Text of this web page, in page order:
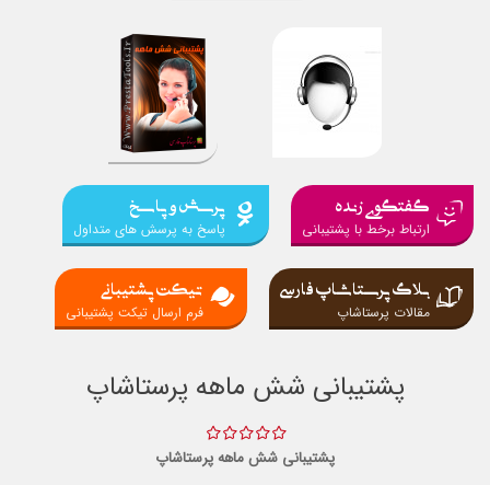
گفتگوی زنده
ارتباط برخط با پشتیبانی
پرسش و پاسخ
پاسخ به پرسش های متداول
بلاگ پرستاشاپ فارسی
مقالات پرستاشاپ
تیکت پشتیبانی
فرم ارسال تیکت پشتیبانی
پشتیبانی شش ماهه پرستاشاپ
پشتیبانی شش ماهه پرستاشاپ